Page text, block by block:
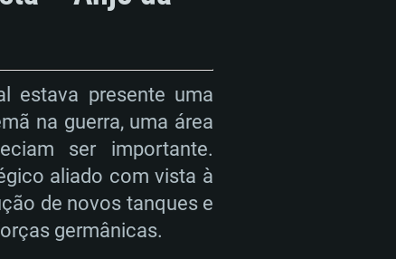
estava presente uma
na guerra, uma área
ser importante.
aliado com vista à
de novos tanques e
germânicas.